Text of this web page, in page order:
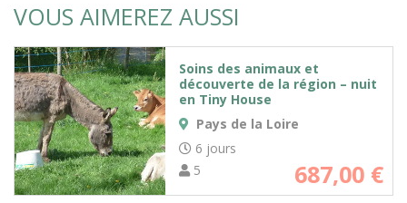
VOUS AIMEREZ AUSSI
Soins des animaux et
découverte de la région – nuit
en Tiny House
Pays de la Loire
6 jours
5
687,00 €